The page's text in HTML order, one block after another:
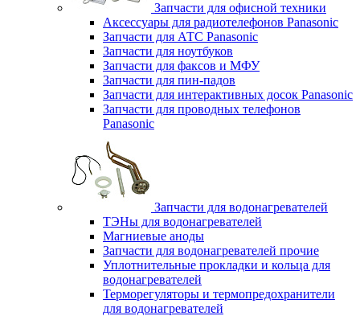
Запчасти для офисной техники
Аксессуары для радиотелефонов Panasonic
Запчасти для АТС Panasonic
Запчасти для ноутбуков
Запчасти для факсов и МФУ
Запчасти для пин-падов
Запчасти для интерактивных досок Panasonic
Запчасти для проводных телефонов
Panasonic
Запчасти для водонагревателей
ТЭНы для водонагревателей
Магниевые аноды
Запчасти для водонагревателей прочие
Уплотнительные прокладки и кольца для
водонагревателей
Терморегуляторы и термопредохранители
для водонагревателей